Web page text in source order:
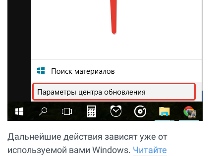
Дальнейшие действия зависят уже от
используемой вами Windows. Читайте